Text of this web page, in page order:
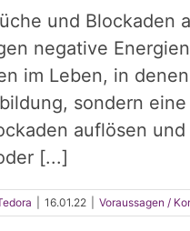
und Blockaden
negative
im Leben, in
sondern
auflösen
[...]
16.01.22 Voraussagen /